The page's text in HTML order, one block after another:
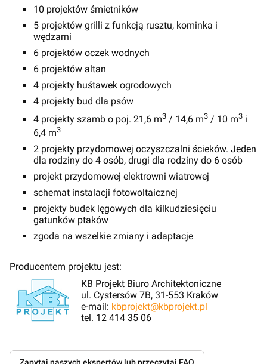
10 projektów śmietników
5 projektów grilli z funkcją rusztu, kominka i
wędzarni
6 projektów oczek wodnych
6 projektów altan
4 projekty huśtawek ogrodowych
4 projekty bud dla psów
4 projekty szamb o poj. 21,6 m3 / 14,6 m3 / 10 m3 i
6,4 m3
2 projekty przydomowej oczyszczalni ścieków. Jeden
dla rodziny do 4 osób, drugi dla rodziny do 6 osób
projekt przydomowej elektrowni wiatrowej
schemat instalacji fotowoltaicznej
projekty budek lęgowych dla kilkudziesięciu
gatunków ptaków
zgoda na wszelkie zmiany i adaptacje
Producentem projektu jest:
KB Projekt Biuro Architektoniczne
ul. Cystersów 7B, 31-553 Kraków
e-mail: kbprojekt@kbprojekt.pl
tel. 12 414 35 06